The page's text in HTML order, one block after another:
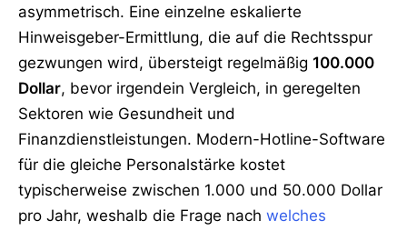
asymmetrisch. Eine einzelne eskalierte
Hinweisgeber-Ermittlung, die auf die Rechtsspur
gezwungen wird, übersteigt regelmäßig 100.000
Dollar, bevor irgendein Vergleich, in geregelten
Sektoren wie Gesundheit und
Finanzdienstleistungen. Modern-Hotline-Software
für die gleiche Personalstärke kostet
typischerweise zwischen 1.000 und 50.000 Dollar
pro Jahr, weshalb die Frage nach welches